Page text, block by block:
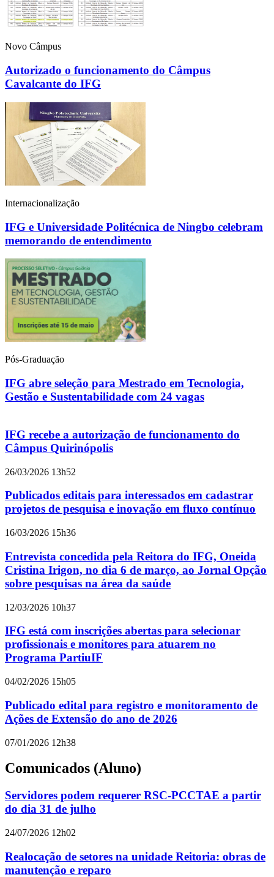
Novo Câmpus
Autorizado o funcionamento do Câmpus
Cavalcante do IFG
Internacionalização
IFG e Universidade Politécnica de Ningbo celebram
memorando de entendimento
Pós-Graduação
IFG abre seleção para Mestrado em Tecnologia,
Gestão e Sustentabilidade com 24 vagas
IFG recebe a autorização de funcionamento do
Câmpus Quirinópolis
26/03/2026 13h52
Publicados editais para interessados em cadastrar
projetos de pesquisa e inovação em fluxo contínuo
16/03/2026 15h36
Entrevista concedida pela Reitora do IFG, Oneida
Cristina Irigon, no dia 6 de março, ao Jornal Opção
sobre pesquisas na área da saúde
12/03/2026 10h37
IFG está com inscrições abertas para selecionar
profissionais e monitores para atuarem no
Programa PartiuIF
04/02/2026 15h05
Publicado edital para registro e monitoramento de
Ações de Extensão do ano de 2026
07/01/2026 12h38
Comunicados (Aluno)
Servidores podem requerer RSC-PCCTAE a partir
do dia 31 de julho
24/07/2026 12h02
Realocação de setores na unidade Reitoria: obras de
manutenção e reparo